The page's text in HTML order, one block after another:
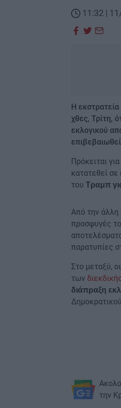
11:32 |
Η εκστρατεία
χθες, Τρίτη,
εκλογικού
Πρόκειται
κατατεθεί σε
του Τραμπ
Από την άλλη
προσφυγές
παρατυπίες
Στο μεταξύ,
των
διάπραξη
την